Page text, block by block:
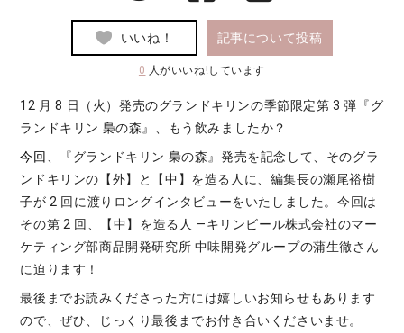
いいね！ 記事について投稿
0 人がいいね!しています
12 月 8 日（火）発売のグランドキリンの季節限定第 3 弾『グ
ランドキリン 梟の森』、もう飲みましたか？
今回、
『グランドキリン 梟の森』発売を記念して、そのグラ
ンドキリンの【外】と【中】を造る人に、編集長の瀬尾裕樹
子が 2 回に渡りロングインタビューをいたしました。今回は
その第 2 回、【中】を造る人 —キリンビール株式会社のマー
ケティング部商品開発研究所 中味開発グループの蒲生徹さん
に迫ります！
最後までお読みくださった方には嬉しいお知らせもあります
ので、ぜひ、じっくり最後までお付き合いくださいませ。